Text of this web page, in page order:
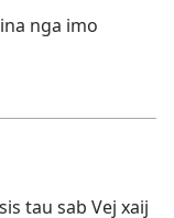
nga imo
tau sab Vej xaij